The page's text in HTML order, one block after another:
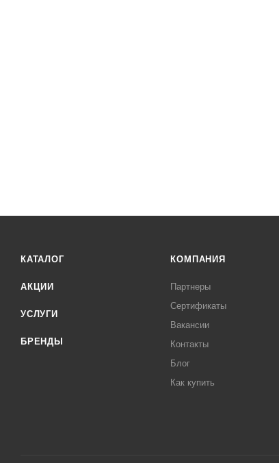
КАТАЛОГ
АКЦИИ
УСЛУГИ
БРЕНДЫ
КОМПАНИЯ
Партнеры
Сертификаты
Вакансии
Контакты
Блог
Как купить